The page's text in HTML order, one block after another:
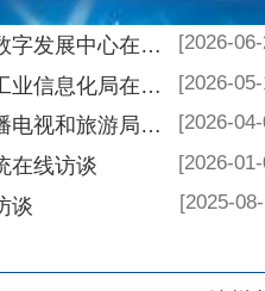
地州市政府